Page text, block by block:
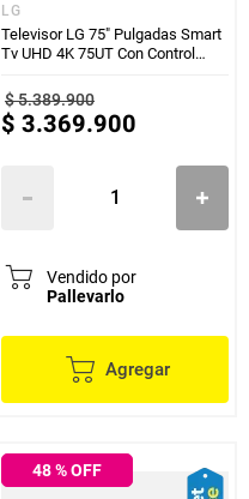
LG
Televisor LG 75" Pulgadas Smart
Tv UHD 4K 75UT Con Control
$5.389.900
$ 3.369.900
Vendido por
Pallevarlo
Agregar
48% OFF